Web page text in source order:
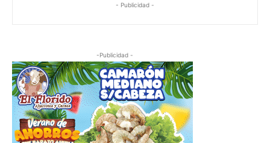
- Publicidad -
-Publicidad -